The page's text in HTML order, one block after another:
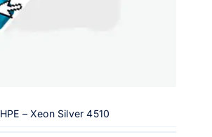
HPE – Xeon Silver 4510